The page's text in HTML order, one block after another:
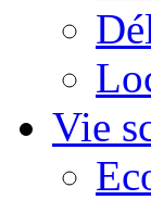
Vie